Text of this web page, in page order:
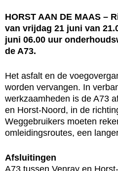
HORST AAN DE MAAS –
van vrijdag 21 juni van
juni 06.00 uur
de A73.
Het asfalt en de
worden vervangen. In
werkzaamheden is de A73
en Horst-Noord, in de
Weggebruikers moeten
omleidingsroutes, een
Afsluitingen
A73 tussen Venray en